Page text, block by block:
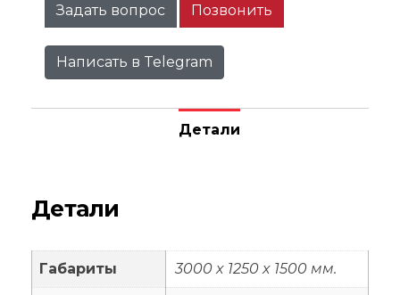
Задать вопрос Позвонить
Написать в Telegram
Детали
Детали
Габариты 3000 x 1250 x 1500 мм.